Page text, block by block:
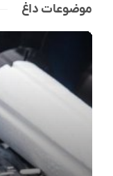
موضوعات داغ